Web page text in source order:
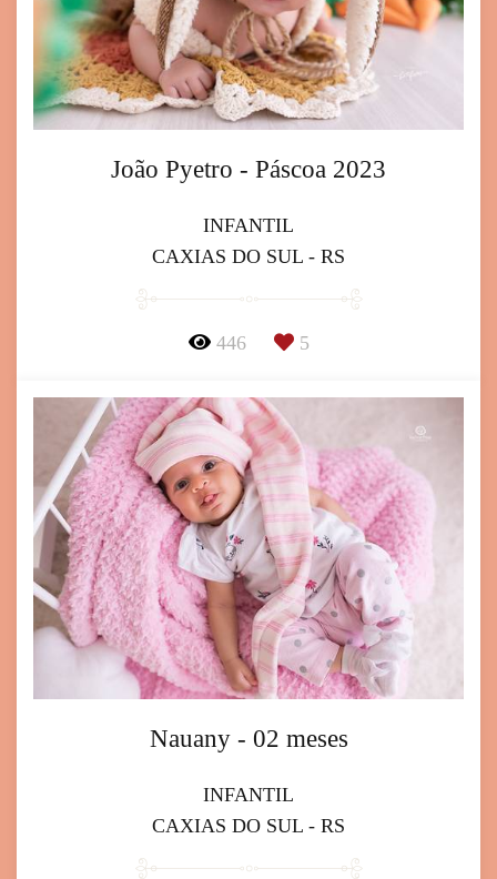
João Pyetro - Páscoa 2023
INFANTIL
CAXIAS DO SUL - RS
446 5
Nauany - 02 meses
INFANTIL
CAXIAS DO SUL - RS